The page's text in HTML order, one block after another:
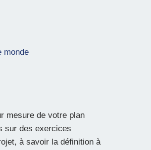
monde
mesure de votre plan
sur des exercices
à savoir la définition à